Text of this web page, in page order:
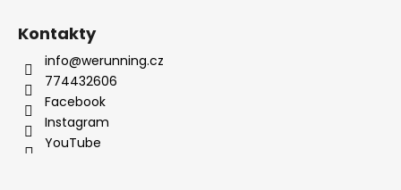
Kontakty
info@werunning.cz
774432606
Facebook
Instagram
YouTube